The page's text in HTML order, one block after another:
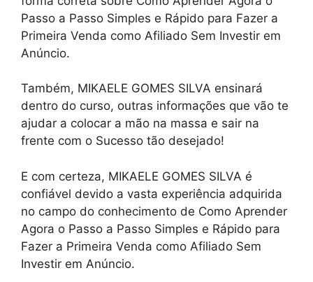
Passo a Passo Simples e Rápido para Fazer a
Primeira Venda como Afiliado Sem Investir em
Anúncio.
Também, MIKAELE GOMES SILVA ensinará
dentro do curso, outras informações que vão te
ajudar a colocar a mão na massa e sair na
frente com o Sucesso tão desejado!
E com certeza, MIKAELE GOMES SILVA é
confiável devido a vasta experiência adquirida
no campo do conhecimento de Como Aprender
Agora o Passo a Passo Simples e Rápido para
Fazer a Primeira Venda como Afiliado Sem
Investir em Anúncio.